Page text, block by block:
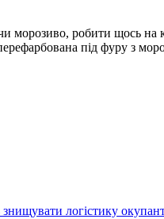
морозиво, робити щось на
під фуру з
логістику